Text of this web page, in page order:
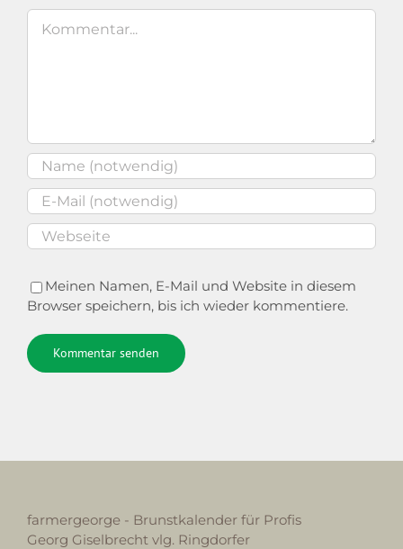
Kommentar
Meinen Namen, E-Mail und Website in diesem
Browser speichern, bis ich wieder kommentiere.
farmergeorge - Brunstkalender für Profis
Georg Giselbrecht vlg. Ringdorfer